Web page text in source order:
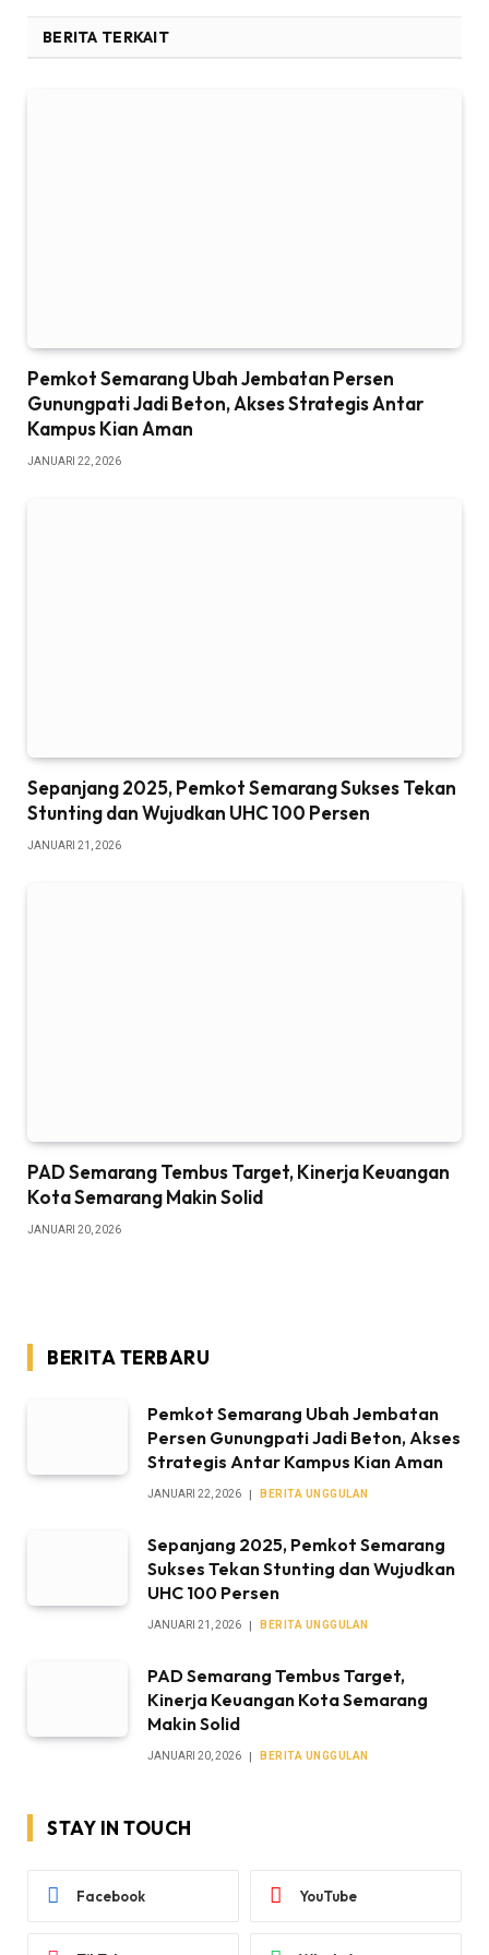
BERITA TERKAIT
Pemkot Semarang Ubah Jembatan Persen
Gunungpati Jadi Beton, Akses Strategis Antar
Kampus Kian Aman
JANUARI 22, 2026
Sepanjang 2025, Pemkot Semarang Sukses Tekan
Stunting dan Wujudkan UHC 100 Persen
JANUARI 21, 2026
PAD Semarang Tembus Target, Kinerja Keuangan
Kota Semarang Makin Solid
JANUARI 20, 2026
BERITA TERBARU
Pemkot Semarang Ubah Jembatan
Persen Gunungpati Jadi Beton, Akses
Strategis Antar Kampus Kian Aman
JANUARI 22, 2026 BERITA UNGGULAN
Sepanjang 2025, Pemkot Semarang
Sukses Tekan Stunting dan Wujudkan
UHC 100 Persen
JANUARI 21, 2026 BERITA UNGGULAN
PAD Semarang Tembus Target,
Kinerja Keuangan Kota Semarang
Makin Solid
JANUARI 20, 2026 BERITA UNGGULAN
STAY IN TOUCH
Facebook YouTube